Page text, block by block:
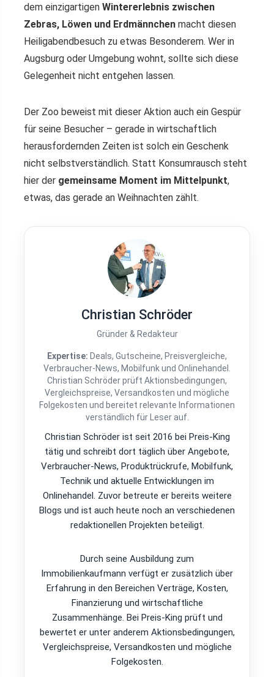
dem einzigartigen Wintererlebnis zwischen
Zebras, Löwen und Erdmännchen macht diesen
Heiligabendbesuch zu etwas Besonderem. Wer in
Augsburg oder Umgebung wohnt, sollte sich diese
Gelegenheit nicht entgehen lassen.
Der Zoo beweist mit dieser Aktion auch ein Gespür
für seine Besucher – gerade in wirtschaftlich
herausfordernden Zeiten ist solch ein Geschenk
nicht selbstverständlich. Statt Konsumrausch steht
hier der gemeinsame Moment im Mittelpunkt,
etwas, das gerade an Weihnachten zählt.
Christian Schröder
Gründer & Redakteur
Expertise: Deals, Gutscheine, Preisvergleiche,
Verbraucher-News, Mobilfunk und Onlinehandel.
Christian Schröder prüft Aktionsbedingungen,
Vergleichspreise, Versandkosten und mögliche
Folgekosten und bereitet relevante Informationen
verständlich für Leser auf.
Christian Schröder ist seit 2016 bei Preis-King
tätig und schreibt dort täglich über Angebote,
Verbraucher-News, Produktrückrufe, Mobilfunk,
Technik und aktuelle Entwicklungen im
Onlinehandel. Zuvor betreute er bereits weitere
Blogs und ist auch heute noch an verschiedenen
redaktionellen Projekten beteiligt.
Durch seine Ausbildung zum
Immobilienkaufmann verfügt er zusätzlich über
Erfahrung in den Bereichen Verträge, Kosten,
Finanzierung und wirtschaftliche
Zusammenhänge. Bei Preis-King prüft und
bewertet er unter anderem Aktionsbedingungen,
Vergleichspreise, Versandkosten und mögliche
Folgekosten.